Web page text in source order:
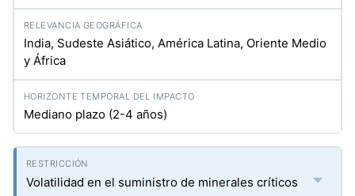
India, Sudeste Asiático, América Latina, Oriente Medio
y África
Mediano plazo (2-4 años)
Volatilidad en el suministro de minerales críticos